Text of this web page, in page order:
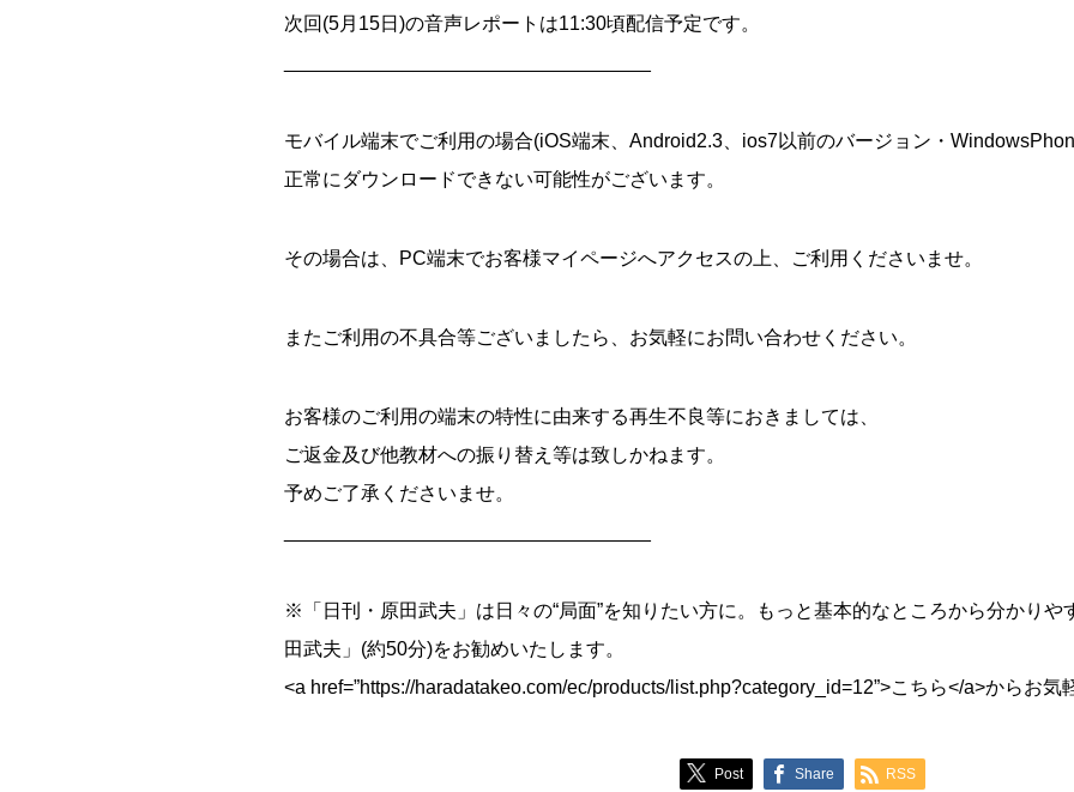
次回(5月15日)の音声レポートは11:30頃配信予定です。
モバイル端末でご利用の場合(iOS端末、Android2.3、ios7以前のバージョン・
正常にダウンロードできない可能性がございます。
その場合は、PC端末でお客様マイページへアクセスの上、ご利用くださいませ。
またご利用の不具合等ございましたら、お気軽にお問い合わせください。
お客様のご利用の端末の特性に由来する再生不良等におきましては、
ご返金及び他教材への振り替え等は致しかねます。
予めご了承くださいませ。
※「日刊・原田武夫」は日々の“局面”を知りたい方に。もっと基本的なところから分かりや
田武夫」(約50分)をお勧めいたします。
<a href=”https://haradatakeo.com/ec/products/list.php?category_id=12”>こちら</a>からお気
Post Share RSS